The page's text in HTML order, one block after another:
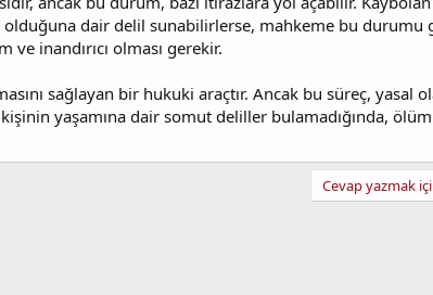
dair delil sunabilirlerse, mahkeme bu durumu
inandırıcı olması gerekir.
sağlayan bir hukuki araçtır. Ancak bu süreç, yasal
yaşamına dair somut deliller bulamadığında,
Cevap yazmak